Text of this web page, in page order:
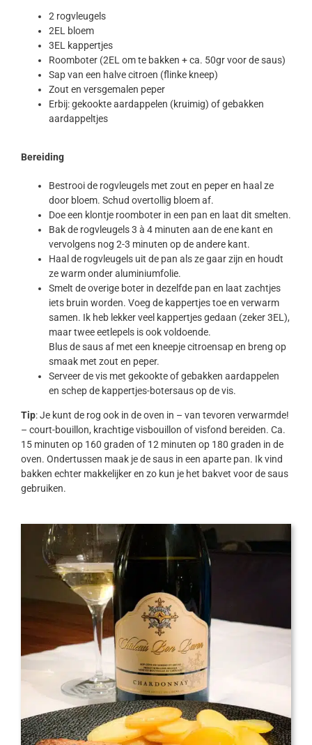
2 rogvleugels
2EL bloem
3EL kappertjes
Roomboter (2EL om te bakken + ca. 50gr voor de saus)
Sap van een halve citroen (flinke kneep)
Zout en versgemalen peper
Erbij: gekookte aardappelen (kruimig) of gebakken
aardappeltjes
Bereiding
Bestrooi de rogvleugels met zout en peper en haal ze
door bloem. Schud overtollig bloem af.
Doe een klontje roomboter in een pan en laat dit smelten.
Bak de rogvleugels 3 à 4 minuten aan de ene kant en
vervolgens nog 2-3 minuten op de andere kant.
Haal de rogvleugels uit de pan als ze gaar zijn en houdt
ze warm onder aluminiumfolie.
Smelt de overige boter in dezelfde pan en laat zachtjes
iets bruin worden. Voeg de kappertjes toe en verwarm
samen. Ik heb lekker veel kappertjes gedaan (zeker 3EL),
maar twee eetlepels is ook voldoende.
Blus de saus af met een kneepje citroensap en breng op
smaak met zout en peper.
Serveer de vis met gekookte of gebakken aardappelen
en schep de kappertjes-botersaus op de vis.
Tip: Je kunt de rog ook in de oven in – van tevoren verwarmde!
– court-bouillon, krachtige visbouillon of visfond bereiden. Ca.
15 minuten op 160 graden of 12 minuten op 180 graden in de
oven. Ondertussen maak je de saus in een aparte pan. Ik vind
bakken echter makkelijker en zo kun je het bakvet voor de saus
gebruiken.